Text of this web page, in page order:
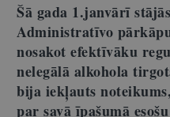
Šā gada 1.janvārī
Administratīvo
nosakot efektīvāku
nelegālā alkohola
bija iekļauts
par savā īpašumā